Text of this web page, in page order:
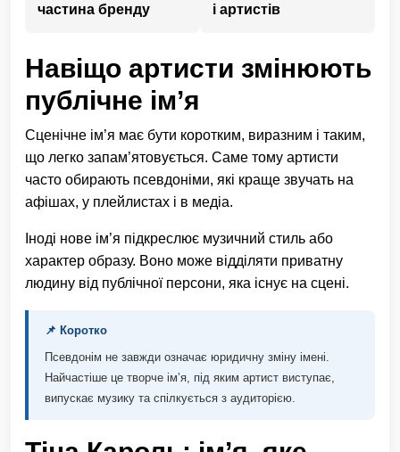
частина бренду
і артистів
Навіщо артисти змінюють
публічне ім’я
Сценічне ім’я має бути коротким, виразним і таким,
що легко запам’ятовується. Саме тому артисти
часто обирають псевдоніми, які краще звучать на
афішах, у плейлистах і в медіа.
Іноді нове ім’я підкреслює музичний стиль або
характер образу. Воно може відділяти приватну
людину від публічної персони, яка існує на сцені.
📌 Коротко
Псевдонім не завжди означає юридичну зміну імені.
Найчастіше це творче ім’я, під яким артист виступає,
випускає музику та спілкується з аудиторією.